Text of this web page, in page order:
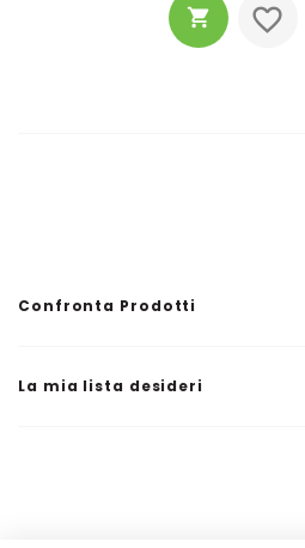
Confronta Prodotti
La mia lista desideri